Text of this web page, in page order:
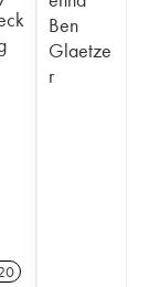
Ben
Glaetze
r